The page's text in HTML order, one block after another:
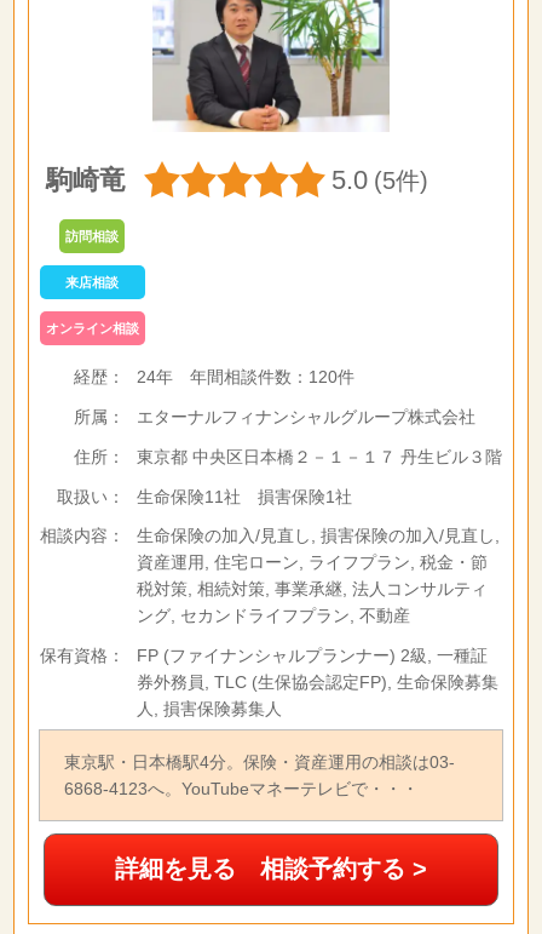
駒崎竜 5.0 (5件)
訪問相談
来店相談
オンライン相談
経歴： 24年年間相談件数： 120件
所属： エターナルフィナンシャルグループ株式会社
住所： 東京都 中央区日本橋２－１－１７ 丹生ビル３階
取扱い：
生命保険11社 損害保険1社
相談内容：
生命保険の加入/見直し, 損害保険の加入/見直し,
資産運用, 住宅ローン, ライフプラン, 税金・節
税対策, 相続対策, 事業承継, 法人コンサルティ
ング, セカンドライフプラン, 不動産
保有資格：
FP (ファイナンシャルプランナー) 2級, 一種証
券外務員, TLC (生保協会認定FP), 生命保険募集
人, 損害保険募集人
東京駅・日本橋駅4分。保険・資産運用の相談は03-
6868-4123へ。YouTubeマネーテレビで・・・
詳細を見る 相談予約する >